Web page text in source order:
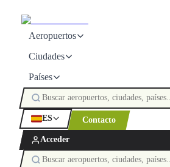
Aeropuertos
Ciudades
Países
ES Contacto
Acceder